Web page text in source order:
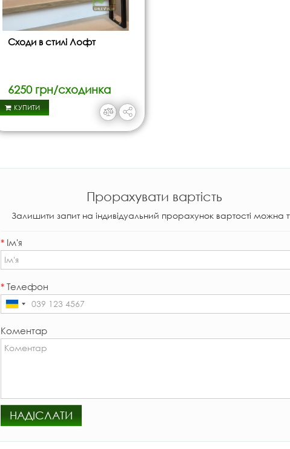
Сходи в стилі Лофт
6250 грн/сходинка
КУПИТИ
Прорахувати вартість
Залишити запит на індивідуальний прорахунок вартості можна
* Ім'я
* Телефон
Коментар
НАДІСЛАТИ